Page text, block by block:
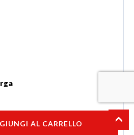
AL CARRELLO